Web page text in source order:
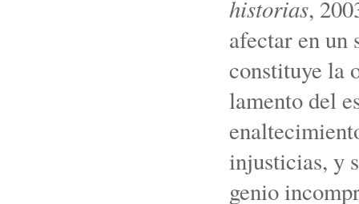
historias,
afectar en un
constituye la
lamento del
injusticias, y
genio